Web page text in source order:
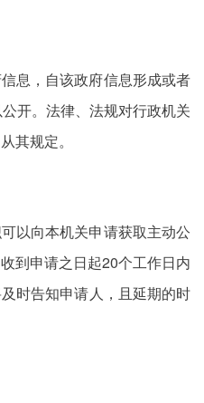
息，自该政府信息形成或者
开。法律、法规对行政机关
其规定。
以向本机关申请获取主动公
到申请之日起20个工作日内
时告知申请人，且延期的时